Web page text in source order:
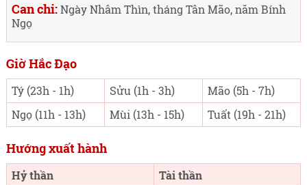
Can chi:Ngày Nhâm Thìn, tháng Tân Mão, năm Bính
Ngọ
Giờ Hắc Đạo
Tý (23h - 1h) Sửu (1h - 3h)
Mão (5h - 7h)
Ngọ (11h - 13h)
Mùi (13h - 15h) Tuất (19h - 21h)
Hướng xuất hành
Hỷ thần
Tài thần